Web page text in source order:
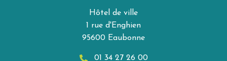
Hôtel de ville
1 rue d'Enghien
95600 Eaubonne
01 34 27 26 00